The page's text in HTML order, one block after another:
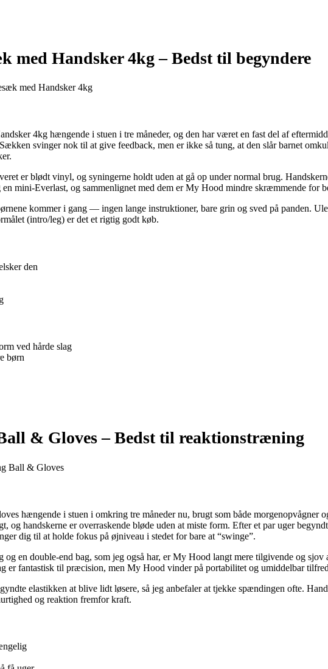
med Handsker 4kg –Bedst til begyndere
4kg hængende i stuen i tre måneder, og den har været en fast del af
svinger nok til at give feedback, men er ikke så tung, at den slår barnet
er blødt vinyl, og syningerne holdt uden at gå op under normal brug.
mini-Everlast, og sammenlignet med dem er My Hood mindre skræmmende for
kommer i gang — ingen lange instruktioner, bare grin og sved på panden.
(intro/leg) er det et rigtig godt køb.
den
ved hårde slag
børn
& Gloves –Bedst til reaktionstræning
hængende i stuen i omkring tre måneder nu, brugt som både morgenopvågner
og handskerne er overraskende bløde uden at miste form. Efter et par uger
dig til at holde fokus på øjniveau i stedet for bare at “swinge”.
og en double-end bag, som jeg også har, er My Hood langt mere tilgivende og
er fantastisk til præcision, men My Hood vinder på portabilitet og umiddelbar
elastikken at blive lidt løsere, så jeg anbefaler at tjekke spændingen ofte.
og reaktion fremfor kraft.